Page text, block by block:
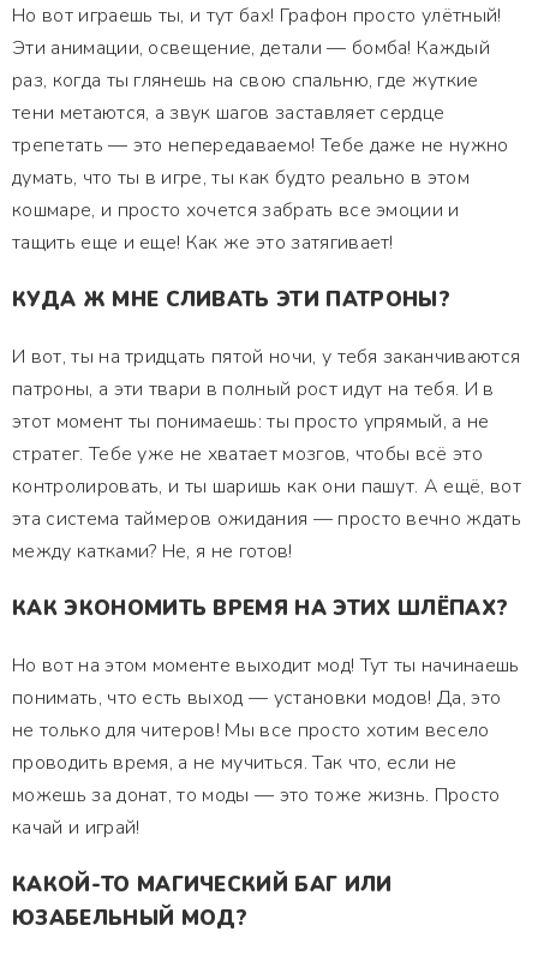
Но вот играешь ты, и тут бах! Графон просто улётный!
Эти анимации, освещение, детали — бомба! Каждый
раз, когда ты глянешь на свою спальню, где жуткие
тени метаются, а звук шагов заставляет сердце
трепетать — это непередаваемо! Тебе даже не нужно
думать, что ты в игре, ты как будто реально в этом
кошмаре, и просто хочется забрать все эмоции и
тащить еще и еще! Как же это затягивает!
КУДА Ж МНЕ СЛИВАТЬ ЭТИ ПАТРОНЫ?
И вот, ты на тридцать пятой ночи, у тебя заканчиваются
патроны, а эти твари в полный рост идут на тебя. И в
этот момент ты понимаешь: ты просто упрямый, а не
стратег. Тебе уже не хватает мозгов, чтобы всё это
контролировать, и ты шаришь как они пашут. А ещё, вот
эта система таймеров ожидания — просто вечно ждать
между катками? Не, я не готов!
КАК ЭКОНОМИТЬ ВРЕМЯ НА ЭТИХ ШЛЁПАХ?
Но вот на этом моменте выходит мод! Тут ты начинаешь
понимать, что есть выход — установки модов! Да, это
не только для читеров! Мы все просто хотим весело
проводить время, а не мучиться. Так что, если не
можешь за донат, то моды — это тоже жизнь. Просто
качай и играй!
КАКОЙ-ТО МАГИЧЕСКИЙ БАГ ИЛИ
ЮЗАБЕЛЬНЫЙ МОД?